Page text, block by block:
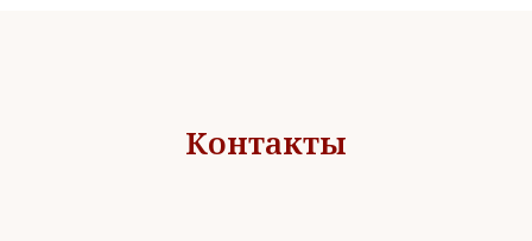
Контакты